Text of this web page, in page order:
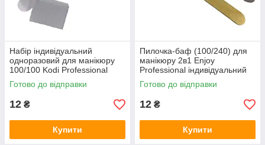
Набір індивідуальний
одноразовий для манікюру
100/100 Kodi Professional
(пилка+баф+апельсинова
паличка)
Готово до відправки
12 ₴
Купити
Пилочка-баф (100/240) для
манікюру 2в1 Enjoy
Professional індивідуальний
набір
Готово до відправки
12 ₴
Купити